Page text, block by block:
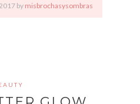
2017 by misbrochasysombras